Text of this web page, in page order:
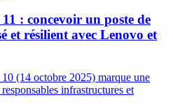
: concevoir un poste de
et résilient avec Lenovo et
(14 octobre 2025) marque une
infrastructures et